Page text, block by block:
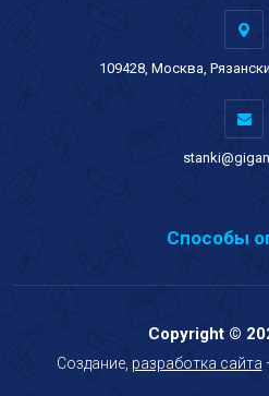
109428, Москва,
Способы
Copyright ©
Создание, разработка сайта